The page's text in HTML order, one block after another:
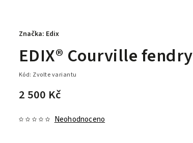
EDIX® Courville fendry
Kód: Zvolte variantu
2 500 Kč
Neohodnoceno
Značka: Edix